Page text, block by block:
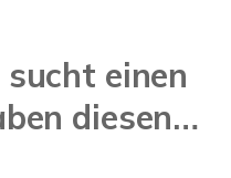
einen
diesen…